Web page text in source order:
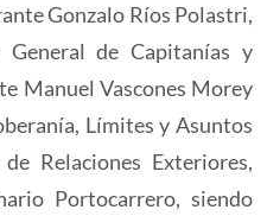
Gonzalo Ríos Polastri,
General de Capitanías y
Manuel Vascones Morey
Límites y Asuntos
Relaciones Exteriores,
Portocarrero, siendo